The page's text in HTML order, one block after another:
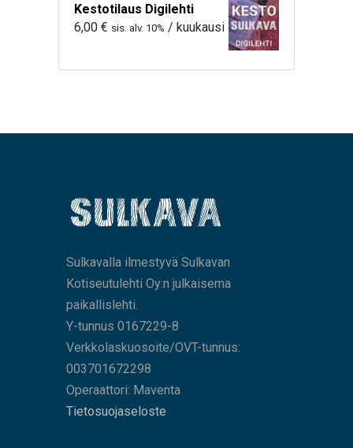
Kestotilaus Digilehti
6,00 € sis. alv. 10% / kuukausi
Sulkavalla ilmestyvä Sulkavan
Kotiseutulehti Oy:n julkaisema
paikallislehti.
Y-tunnus 0167229-8
Verkkolaskuosoite/OVT-tunnus:
003701672298
Operaattori: Maventa
Tietosuojaseloste